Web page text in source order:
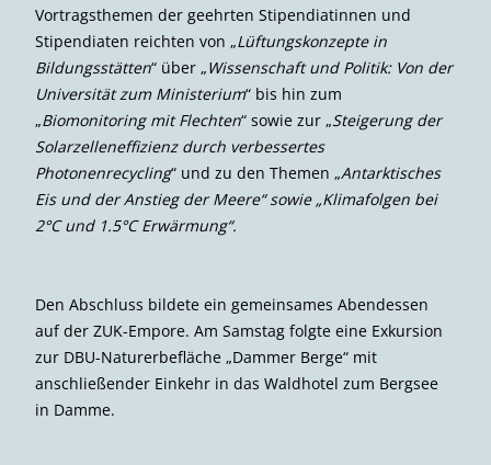
Vortragsthemen der geehrten Stipendiatinnen und
Stipendiaten reichten von „Lüftungskonzepte in
Bildungsstätten“ über „Wissenschaft und Politik: Von der
Universität zum Ministerium“ bis hin zum
„Biomonitoring mit Flechten“ sowie zur „Steigerung der
Solarzelleneffizienz durch verbessertes
Photonenrecycling“ und zu den Themen „Antarktisches
Eis und der Anstieg der Meere“ sowie „Klimafolgen bei
2°C und 1.5°C Erwärmung“.
Den Abschluss bildete ein gemeinsames Abendessen
auf der ZUK-Empore. Am Samstag folgte eine Exkursion
zur DBU-Naturerbefläche „Dammer Berge“ mit
anschließender Einkehr in das Waldhotel zum Bergsee
in Damme.